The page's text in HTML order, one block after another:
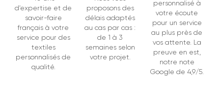
d’expertise et de
savoir-faire
français à votre
service pour des
textiles
personnalisés de
qualité.
proposons des
délais adaptés
au cas par cas :
de 1 à 3
semaines selon
votre projet.
personnalisé à
votre écoute
pour un service
au plus près de
vos attente. La
preuve en est,
notre note
Google de 4,9/5.